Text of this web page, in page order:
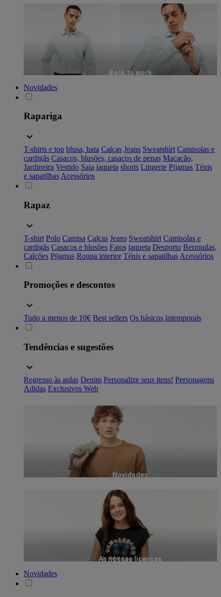
Back to work
Novidades
Rapariga
T-shirts e top blusa, bata Calças Jeans Sweatshirt Camisolas e
cardigãs Casacos, blusões, casacos de penas Macacão,
Jardineira Vestido Saia jaqueta shorts Lingerie Pijamas Ténis
e sapatilhas Acessórios
Rapaz
T-shirt Polo Camisa Calças Jeans Sweatshirt Camisolas e
cardigãs Casacos e blusões Fatos jaqueta Desporto Bermudas,
Calções Pijamas Roupa interior Ténis e sapatilhas Acessórios
Promoções e descontos
Tudo a menos de 10€ Best sellers Os básicos intemporais
Tendências e sugestões
Regresso às aulas Denim Personalize seus itens! Personagens
Adidas Exclusivos Web
Novidades
As nossas licenças
Novidades